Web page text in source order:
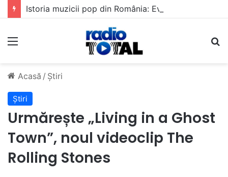
Meniu
Acasă / Știri
Știri
Urmărește „Living in a Ghost
Town”, noul videoclip The
Rolling Stones